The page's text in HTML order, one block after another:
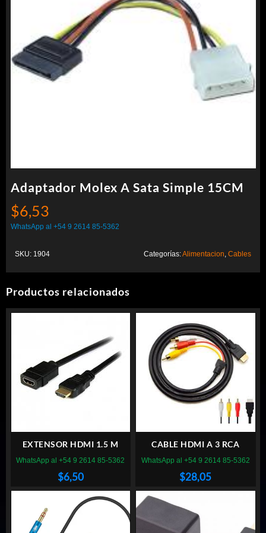
Adaptador Molex A Sata Simple 15CM
$6,53
WhatsApp al +54 9 2614 85-5362
SKU: 1904 Categorías:Alimentacion Cables
Productos relacionados
EXTENSOR HDMI 1.5 M
$6,50
WhatsApp al +54 9 2614 85-5362
CABLE HDMI A 3 RCA
$28,05
WhatsApp al +54 9 2614 85-5362